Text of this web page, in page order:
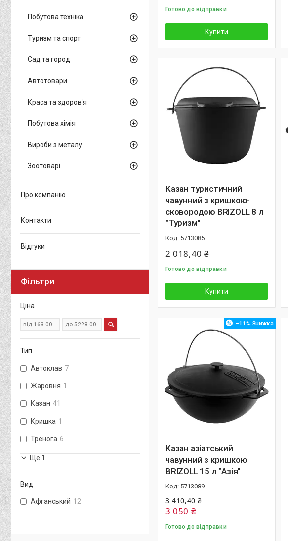
Готово до відправки
Купити
Казан туристичний
чавунний з кришкою-
сковородою BRIZOLL 8 л
"Туризм"
5713085
2 018,40 ₴
Готово до відправки
Купити
–11%
Казан азiатський
чавунний з кришкою
BRIZOLL 15 л "Азiя"
5713089
3 410,40 ₴
3 050 ₴
Готово до відправки
Побутова техніка
Туризм та спорт
Сад та город
Автотовари
Краса та здоров'я
Побутова хімія
Вироби з металу
Зоотоварі
Про компанію
Контакти
Відгуки
Фільтри
Ціна
Тип
Автоклав 7
Жаровня 1
Казан 41
Кришка 1
Тренога 6
Ще 1
Вид
Афганський 12